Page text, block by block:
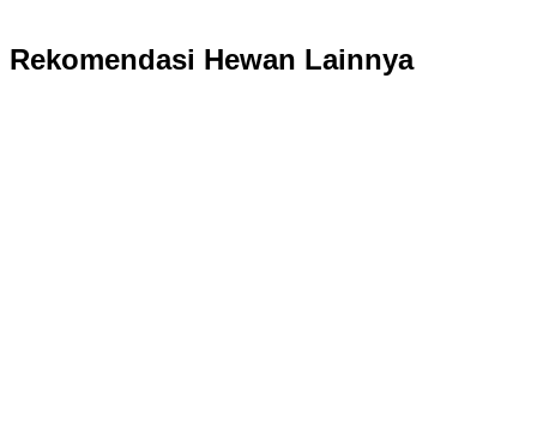
Rekomendasi Hewan Lainnya